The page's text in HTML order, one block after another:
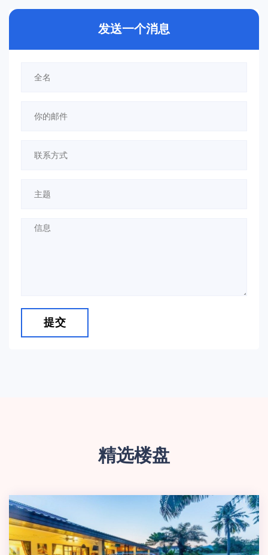
发送一个消息
提交
精选楼盘